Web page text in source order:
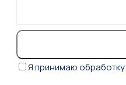
Я принимаю обработку